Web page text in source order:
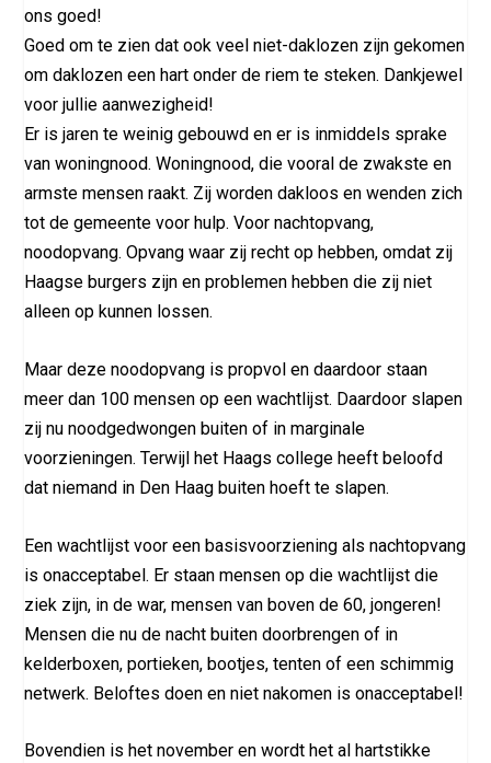
ons goed!
Goed om te zien dat ook veel niet-daklozen zijn gekomen
om daklozen een hart onder de riem te steken. Dankjewel
voor jullie aanwezigheid!
Er is jaren te weinig gebouwd en er is inmiddels sprake
van woningnood. Woningnood, die vooral de zwakste en
armste mensen raakt. Zij worden dakloos en wenden zich
tot de gemeente voor hulp. Voor nachtopvang,
noodopvang. Opvang waar zij recht op hebben, omdat zij
Haagse burgers zijn en problemen hebben die zij niet
alleen op kunnen lossen.
Maar deze noodopvang is propvol en daardoor staan
meer dan 100 mensen op een wachtlijst. Daardoor slapen
zij nu noodgedwongen buiten of in marginale
voorzieningen. Terwijl het Haags college heeft beloofd
dat niemand in Den Haag buiten hoeft te slapen.
Een wachtlijst voor een basisvoorziening als nachtopvang
is onacceptabel. Er staan mensen op die wachtlijst die
ziek zijn, in de war, mensen van boven de 60, jongeren!
Mensen die nu de nacht buiten doorbrengen of in
kelderboxen, portieken, bootjes, tenten of een schimmig
netwerk. Beloftes doen en niet nakomen is onacceptabel!
Bovendien is het november en wordt het al hartstikke